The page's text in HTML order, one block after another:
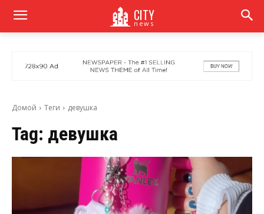
CITY
news
Домой Теги девушка
Tag: девушка